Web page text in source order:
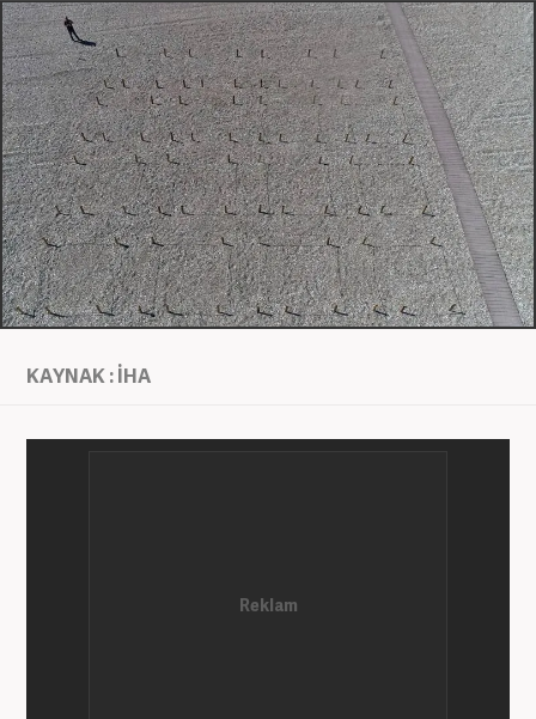
KAYNAK : İHA